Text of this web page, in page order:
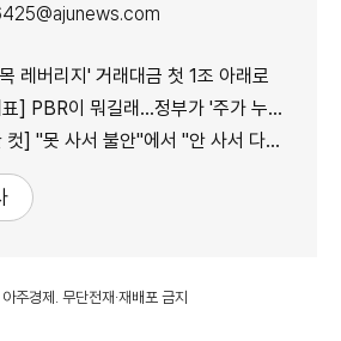
레버리지' 거래대금 첫 1조 아래로
이 뭐길래…정부가 '주가 누르기'에 칼 빼든 이유
서 불안"에서 "안 사서 다행"으로…증시 덮친 '조모'
주경제. 무단전재·재배포 금지